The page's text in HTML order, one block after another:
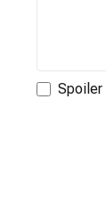
Spoiler